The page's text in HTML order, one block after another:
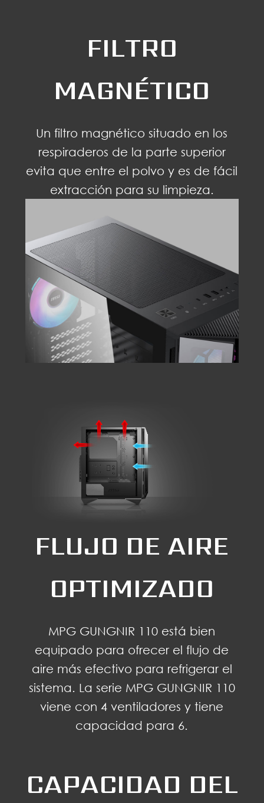
FILTRO
MAGNÉTICO
Un filtro magnético situado en los
respiraderos de la parte superior
evita que entre el polvo y es de fácil
extracción para su limpieza.
FLUJO DE AIRE
OPTIMIZADO
MPG GUNGNIR 110 está bien
equipado para ofrecer el flujo de
aire más efectivo para refrigerar el
sistema. La serie MPG GUNGNIR 110
viene con 4 ventiladores y tiene
capacidad para 6.
CAPACIDAD DEL